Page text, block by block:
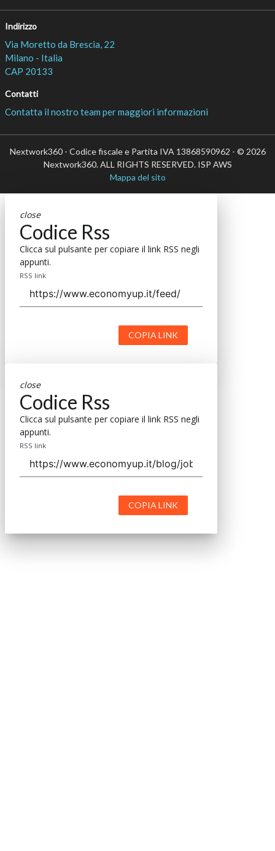
Indirizzo
Via Moretto da Brescia, 22
Milano - Italia
CAP 20133
Contatti
Contatta il nostro team per maggiori informazioni
Nextwork360 - Codice fiscale e Partita IVA 13868590962 - © 2026
Nextwork360. ALL RIGHTS RESERVED. ISP AWS
Mappa del sito
close
Codice Rss
Clicca sul pulsante per copiare il link RSS negli
appunti.
RSS link
COPIA LINK
close
Codice Rss
Clicca sul pulsante per copiare il link RSS negli
appunti.
RSS link
COPIA LINK